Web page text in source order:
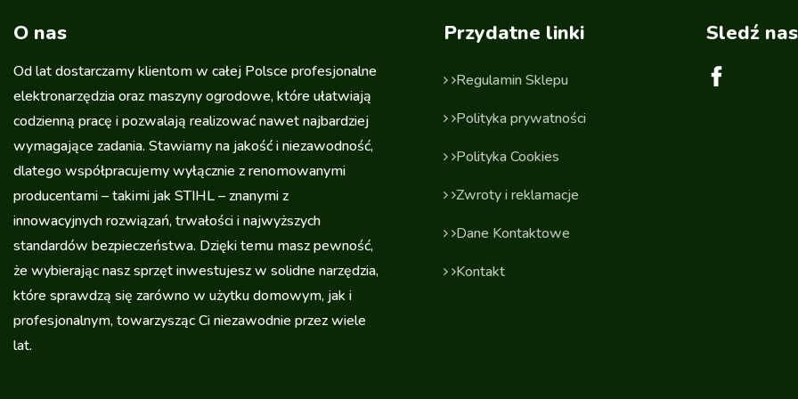
O nas
Od lat dostarczamy klientom w całej Polsce profesjonalne
elektronarzędzia oraz maszyny ogrodowe, które ułatwiają
codzienną pracę i pozwalają realizować nawet najbardziej
wymagające zadania. Stawiamy na jakość i niezawodność,
dlatego współpracujemy wyłącznie z renomowanymi
producentami – takimi jak STIHL – znanymi z
innowacyjnych rozwiązań, trwałości i najwyższych
standardów bezpieczeństwa. Dzięki temu masz pewność,
że wybierając nasz sprzęt inwestujesz w solidne narzędzia,
które sprawdzą się zarówno w użytku domowym, jak i
profesjonalnym, towarzysząc Ci niezawodnie przez wiele
lat.
Przydatne linki
Regulamin Sklepu
Polityka prywatności
Polityka Cookies
Zwroty i reklamacje
Dane Kontaktowe
Kontakt
Sledź